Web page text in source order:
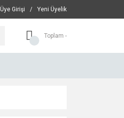
Üye Girişi / Yeni Üyelik
Toplam -